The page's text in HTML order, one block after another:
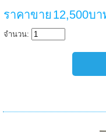
ราคาขาย 12,500บา
จำนวน: